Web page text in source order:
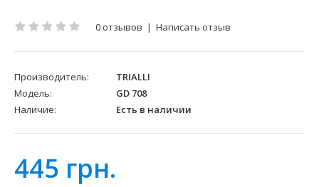
0 отзывов | Написать отзыв
Производитель:
TRIALLI
Модель:
GD 708
Наличие:
Есть в наличии
445 грн.